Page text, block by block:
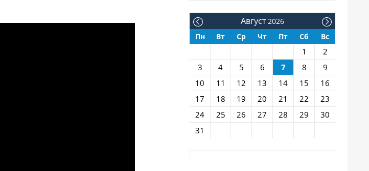
Август 2026
Пн
Вт Ср Чт Пт Сб Вс
1
2
3
4 5 6 7 8
9
10
11 12 13 14 15
16
17
18 19 20 21 22
23
24
25 26 27 28 29
30
31